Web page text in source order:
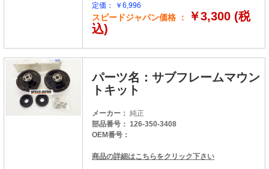
定価： ￥6,996
スピードジャパン価格 ：
￥3,300 (税
込)
パーツ名：サブフレームマウン
トキット
メーカー： 純正
部品番号： 126-350-3408
OEM番号：
商品の詳細はこちらをクリック下さい